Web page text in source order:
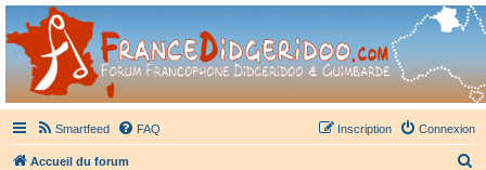
France Didgeridoo
Didgeridoo et Guimbarde sur France Didgeridoo - retrouvez la communauté.
Smartfeed FAQ Connexion
Inscription
Accueil du forum